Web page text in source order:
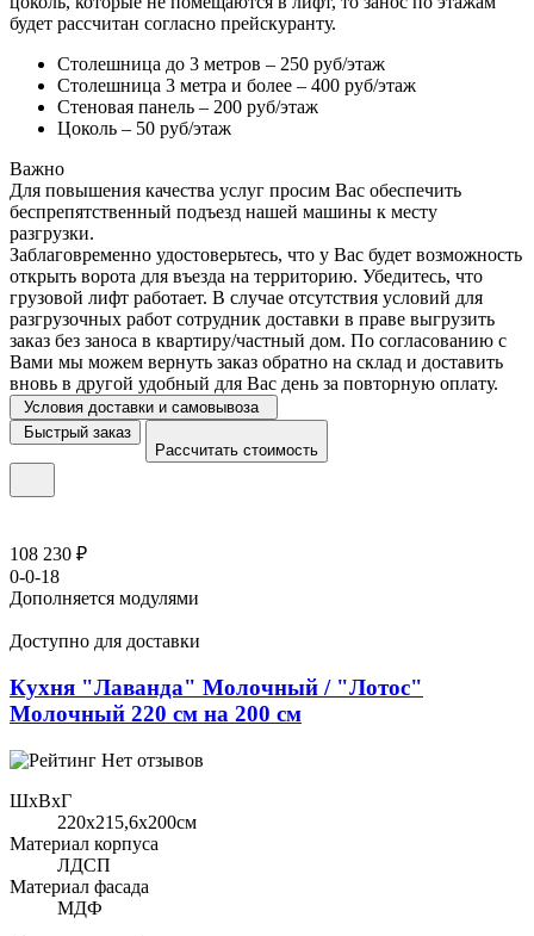
будет рассчитан согласно прейскуранту.
Столешница до 3 метров – 250 руб/этаж
Столешница 3 метра и более – 400 руб/этаж
Стеновая панель – 200 руб/этаж
Цоколь – 50 руб/этаж
Важно
Для повышения качества услуг просим Вас обеспечить
беспрепятственный подъезд нашей машины к месту
разгрузки.
Заблаговременно удостоверьтесь, что у Вас будет возможность
открыть ворота для въезда на территорию. Убедитесь, что
грузовой лифт работает. В случае отсутствия условий для
разгрузочных работ сотрудник доставки в праве выгрузить
заказ без заноса в квартиру/частный дом. По согласованию с
Вами мы можем вернуть заказ обратно на склад и доставить
вновь в другой удобный для Вас день за повторную оплату.
Условия доставки и самовывоза
Быстрый заказ
Рассчитать стоимость
108 230 ₽
0-0-18
Дополняется модулями
Доступно для доставки
Кухня "Лаванда" Молочный / "Лотос"
Молочный 220 см на 200 см
Нет отзывов
ШхВхГ
220x215,6х200см
Материал корпуса
ЛДСП
Материал фасада
МДФ